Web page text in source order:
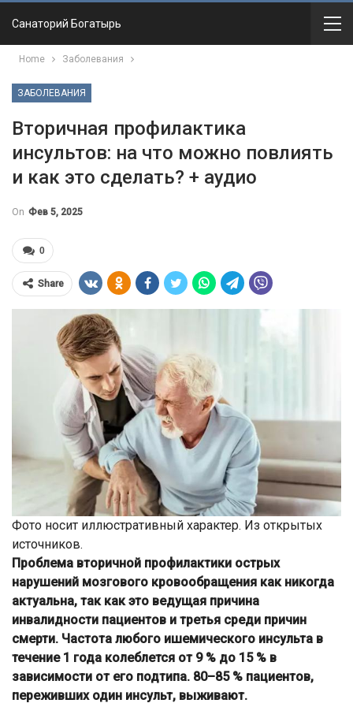
Санаторий Богатырь
Home Заболевания
ЗАБОЛЕВАНИЯ
Вторичная профилактика
инсультов: на что можно повлиять
и как это сделать? + аудио
On Фев 5, 2025
0
Share
Фото носит иллюстративный характер. Из открытых
источников.
Проблема вторичной профилактики острых
нарушений мозгового кровообращения как никогда
актуальна, так как это ведущая причина
инвалидности пациентов и третья среди причин
смерти. Частота любого ишемического инсульта в
течение 1 года колеблется от 9 % до 15 % в
зависимости от его подтипа. 80–85 % пациентов,
переживших один инсульт, выживают.